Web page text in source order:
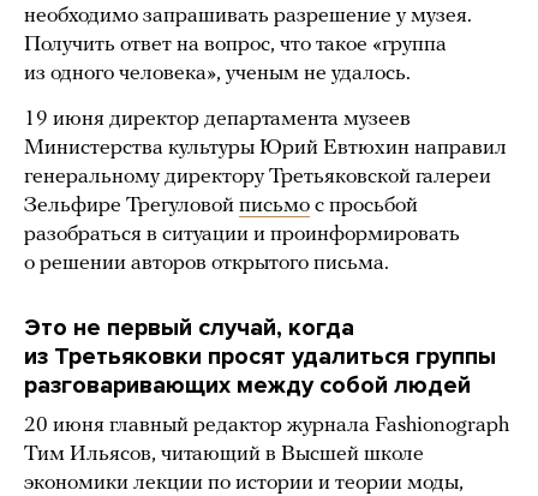
необходимо запрашивать разрешение у музея.
Получить ответ на вопрос, что такое «группа
из одного человека», ученым не удалось.
19 июня директор департамента музеев
Министерства культуры Юрий Евтюхин направил
генеральному директору Третьяковской галереи
Зельфире Трегуловой письмо с просьбой
разобраться в ситуации и проинформировать
о решении авторов открытого письма.
Это не первый случай, когда
из Третьяковки просят удалиться группы
разговаривающих между собой людей
20 июня главный редактор журнала Fashionograph
Тим Ильясов, читающий в Высшей школе
экономики лекции по истории и теории моды,